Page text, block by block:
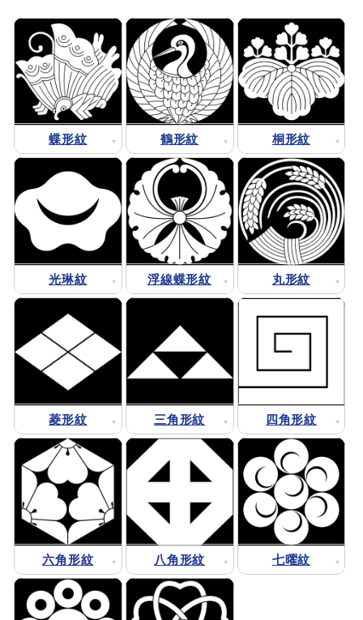
蝶形紋 鶴形紋 桐形紋
光琳紋 浮線蝶形紋 丸形紋
菱形紋 三角形紋 四角形紋
六角形紋 八角形紋 七曜紋